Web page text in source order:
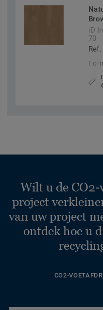
iD
70
Wilt u de
project
van uw project
ontdek hoe u
CO2-